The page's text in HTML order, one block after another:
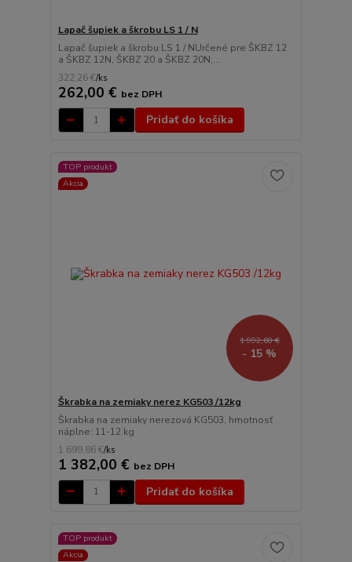
Lapač šupiek a škrobu LS 1 / N
Lapač šupiek a škrobu LS 1 / NUrčené pre ŠKBZ 12
a ŠKBZ 12N, ŠKBZ 20 a ŠKBZ 20N,...
322,26 €/ks
262,00 € bez DPH
Pridať do košíka
TOP produkt
Akcia
1 992,60 €
- 15 %
Škrabka na zemiaky nerez KG503 /12kg
Škrabka na zemiaky nerezová KG503, hmotnosť
náplne: 11-12 kg
1 699,86 €/ks
1 382,00 € bez DPH
Pridať do košíka
TOP produkt
Akcia